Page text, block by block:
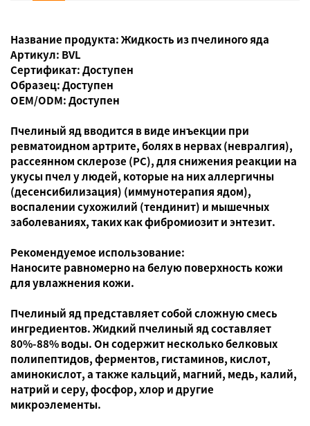
Название продукта:Жидкость из пчелиного яда
Артикул: BVL
Сертификат: Доступен
Образец: Доступен
OEM/ODM: Доступен
Пчелиный яд вводится в виде инъекции при
ревматоидном артрите, болях в нервах (невралгия),
рассеянном склерозе (РС), для снижения реакции на
укусы пчел у людей, которые на них аллергичны
(десенсибилизация) (иммунотерапия ядом),
воспалении сухожилий (тендинит) и мышечных
заболеваниях, таких как фибромиозит и энтезит.
Рекомендуемое использование:
Наносите равномерно на белую поверхность кожи
для увлажнения кожи.
Пчелиный яд представляет собой сложную смесь
ингредиентов. Жидкий пчелиный яд составляет
80%-88% воды. Он содержит несколько белковых
полипептидов, ферментов, гистаминов, кислот,
аминокислот, а также кальций, магний, медь, калий,
натрий и серу, фосфор, хлор и другие
микроэлементы.